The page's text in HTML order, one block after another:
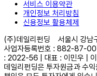
서비스 이용약관
개인정보 처리방침
신용정보 활용체제
(주)데일리펀딩
서울시 강남
사업자등록번호 : 882-87-
: 2022-56 | 대표 : 이민우 |
데일리펀딩은 투자원금과 수